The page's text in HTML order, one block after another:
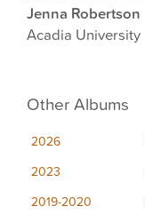
Jenna Robertson
Acadia University
Other Albums
2026
2023
2019-2020